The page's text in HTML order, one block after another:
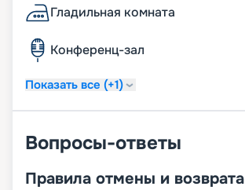
Гладильная комната
Конференц-зал
Показать все (+1)
Вопросы-ответы
Правила отмены и возврата